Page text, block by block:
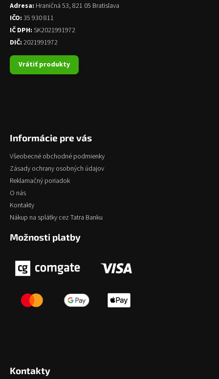
Adresa: Hraničná 53, 821 05 Bratislava
IČO: 35 930 811
IČ DPH: SK2021991972
DIČ: 2021991972
Vrátiť produkty
Informácie pre vás
Všeobecné obchodné podmienky
Zásady ochrany osobných údajov
Reklamačný poriadok
O nás
Kontakty
Nákup na splátky cez Tatra Banku
Možnosti platby
Kontakty